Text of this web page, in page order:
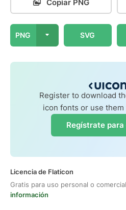
Copiar PNG
PNG SVG
Register to download
icon fonts or use them
Regístrate
Licencia de Flaticon
Gratis para uso personal o
información